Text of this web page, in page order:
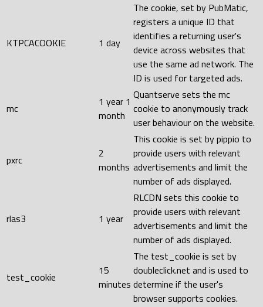
KTPCACOOKIE 1 day
The cookie, set by PubMatic,
registers a unique ID that
identifies a returning user's
device across websites that
use the same ad network. The
ID is used for targeted ads.
mc
1 year 1
month
Quantserve sets the mc
cookie to anonymously track
user behaviour on the website.
pxrc
2
months
This cookie is set by pippio to
provide users with relevant
advertisements and limit the
number of ads displayed.
rlas3 1 year
RLCDN sets this cookie to
provide users with relevant
advertisements and limit the
number of ads displayed.
test_cookie
15
minutes
The test_cookie is set by
doubleclick.net and is used to
determine if the user's
browser supports cookies.